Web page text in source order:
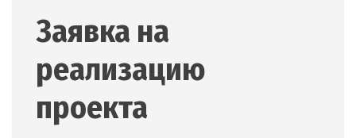
Заявка на
реализацию
проекта